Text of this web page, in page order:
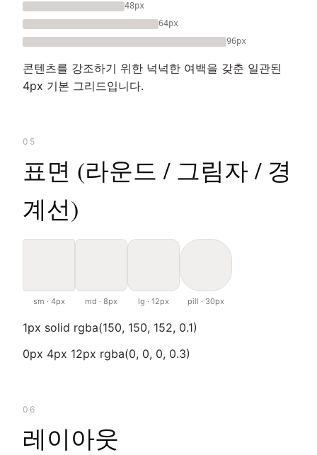
48px
64px
96px
콘텐츠를 강조하기 위한 넉넉한 여백을 갖춘 일관된
4px 기본 그리드입니다.
05
표면 (라운드 / 그림자 / 경
계선)
sm · 4px md · 8px lg · 12px pill · 30px
1px solid rgba(150, 150, 152, 0.1)
0px 4px 12px rgba(0, 0, 0, 0.3)
06
레이아웃